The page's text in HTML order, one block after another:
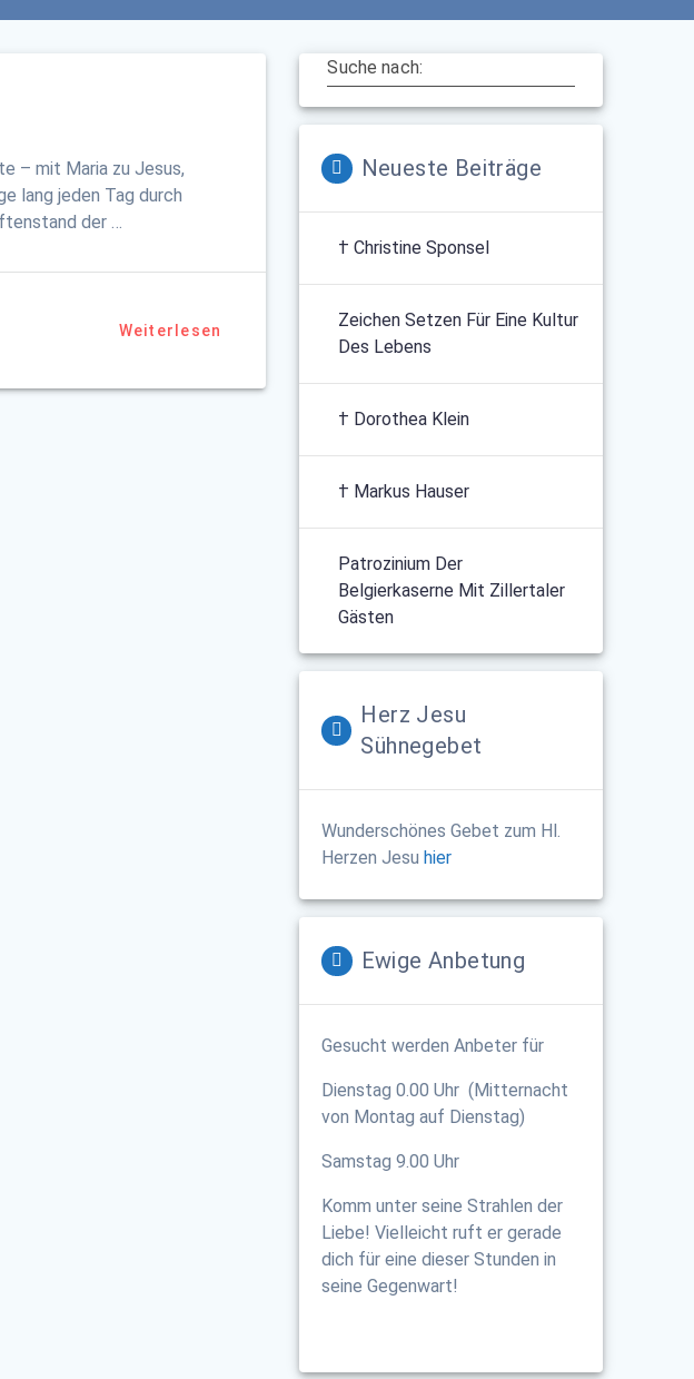
– mit Maria zu Jesus,
lang jeden Tag durch
der …
Weiterlesen
Suche nach:
Neueste Beiträge
† Christine Sponsel
Zeichen Setzen Für Eine Kultur
Des Lebens
† Dorothea Klein
† Markus Hauser
Patrozinium Der
Belgierkaserne Mit Zillertaler
Gästen
Herz Jesu
Sühnegebet
Wunderschönes Gebet zum Hl.
Herzen Jesu hier
Ewige Anbetung
Gesucht werden Anbeter für
Dienstag 0.00 Uhr (Mitternacht
von Montag auf Dienstag)
Samstag 9.00 Uhr
Komm unter seine Strahlen der
Liebe! Vielleicht ruft er gerade
dich für eine dieser Stunden in
seine Gegenwart!